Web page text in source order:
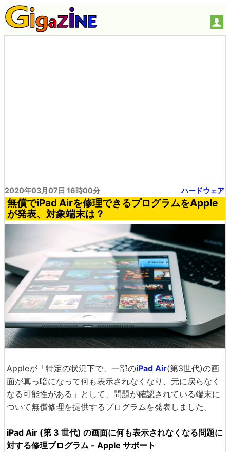
2020年03月07日 16時00分 ハードウェア
無償でiPad Airを修理できるプログラムをApple
が発表、対象端末は？
Appleが「特定の状況下で、一部のiPad Air(第3世代)の画
面が真っ暗になって何も表示されなくなり、元に戻らなく
なる可能性がある」として、問題が確認されている端末に
ついて無償修理を提供するプログラムを発表しました。
iPad Air (第 3 世代) の画面に何も表示されなくなる問題に
対する修理プログラム - Apple サポート